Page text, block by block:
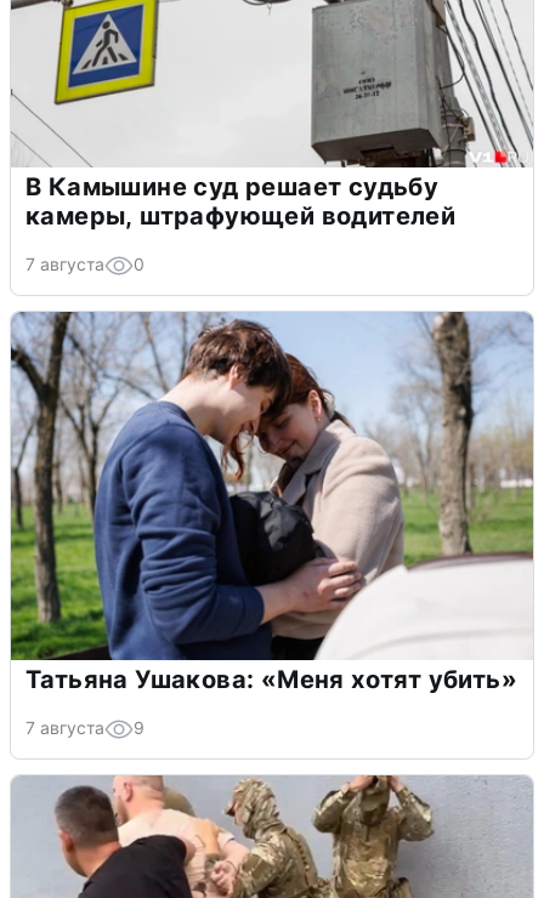
В Камышине суд решает судьбу
камеры, штрафующей водителей
7 августа 0
Татьяна Ушакова: «Меня хотят убить»
7 августа 9